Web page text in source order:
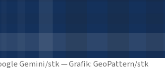
Gemini/stk — Grafik: GeoPattern/stk